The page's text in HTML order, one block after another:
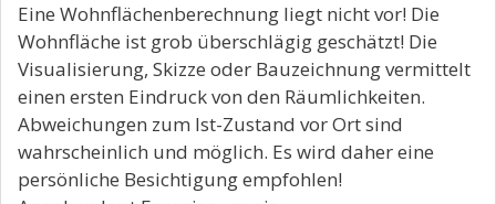
Eine Wohnflächenberechnung liegt nicht vor! Die
Wohnfläche ist grob überschlägig geschätzt! Die
Visualisierung, Skizze oder Bauzeichnung vermittelt
einen ersten Eindruck von den Räumlichkeiten.
Abweichungen zum Ist-Zustand vor Ort sind
wahrscheinlich und möglich. Es wird daher eine
persönliche Besichtigung empfohlen!